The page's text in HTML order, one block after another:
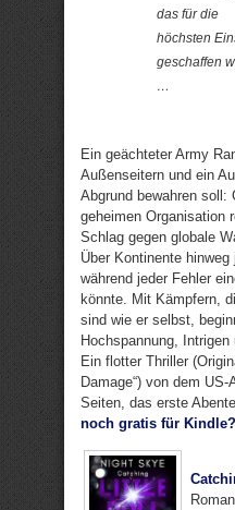
das für die
höchsten
geschaffen
…
Ein geächteter Army
Außenseitern und ein
Abgrund bewahren soll:
geheimen Organisation
Schlag gegen globale
Über Kontinente
während jeder Fehler
könnte. Mit Kämpfern,
sind wie er selbst,
Hochspannung,
Ein flotter Thriller
Damage“) von dem
Seiten, das erste
noch gratis für Kindle?